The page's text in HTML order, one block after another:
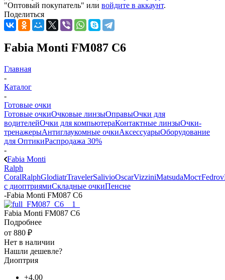
"Оптовый покупатель" или войдите в аккаунт.
Поделиться
Fabia Monti FM087 C6
Главная
-
Каталог
-
Готовые очки
Готовые очкиОчковые линзыОправыОчки для
водителейОчки для компьютераКонтактные линзыОчки-
тренажерыАнтиглаукомные очкиАксессуарыОборудование
для ОптикиРаспродажа 30%
-
Fabia Monti
Ralph
CoralRalphGlodiatrTravelerSalivioOscarVizziniMatsudaМостFedrov
с диоптриямиСкладные очкиПенсне
-Fabia Monti FM087 C6
Fabia Monti FM087 C6
Подробнее
от 880 ₽
Нет в наличии
Нашли дешевле?
Диоптрия
+4.00